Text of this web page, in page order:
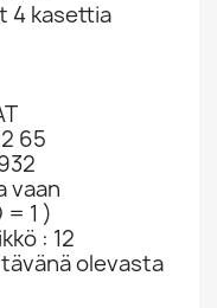
4 kasettia
65
vaan
1 )
: 12
olevasta